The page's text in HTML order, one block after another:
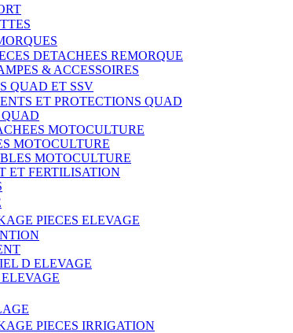
DETACHEES REMORQUE
& ACCESSOIRES
QUAD ET SSV
ET PROTECTIONS QUAD
QUAD
MOTOCULTURE
MOTOCULTURE
MOTOCULTURE
ET FERTILISATION
PIECES ELEVAGE
D ELEVAGE
ELEVAGE
PIECES IRRIGATION